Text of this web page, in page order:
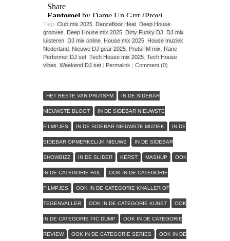
Tags Club mix 2025 Dancefloor Heat Deep House
grooves
Deep House mix 2025 Dirty Funky DJ
DJ mix
luisteren DJ mix online House mix 2025 House muziek
Nederland Nieuwe DJ gear 2025 PrutsFM mix
Rane
Performer DJ set Tech House mix 2025 Tech House
vibes Weekend DJ set | Permalink | Comment (0)
HET BESTE VAN PRUTSFM IN DE SIDEBAR
NIEUWSTE BLOOT IN DE SIDEBAR NIEUWSTE
FILMPJES IN DE SIDEBAR NIEUWSTE MUZIEK IN DE
SIDEBAR OPMERKELIJK NIEUWS IN DE SIDEBAR
SHOWBIZZ IN DE SLIDER KERST MASHUP OOK
IN DE CATEGORIE FAIL OOK IN DE CATEGORIE
FILMPJES OOK IN DE CATEGORIE KNALLER OF
TEGENVALLER OOK IN DE CATEGORIE KUNST OOK
IN DE CATEGORIE PIC DUMP OOK IN DE CATEGORIE
REVIEW OOK IN DE CATEGORIE SERIES OOK IN DE